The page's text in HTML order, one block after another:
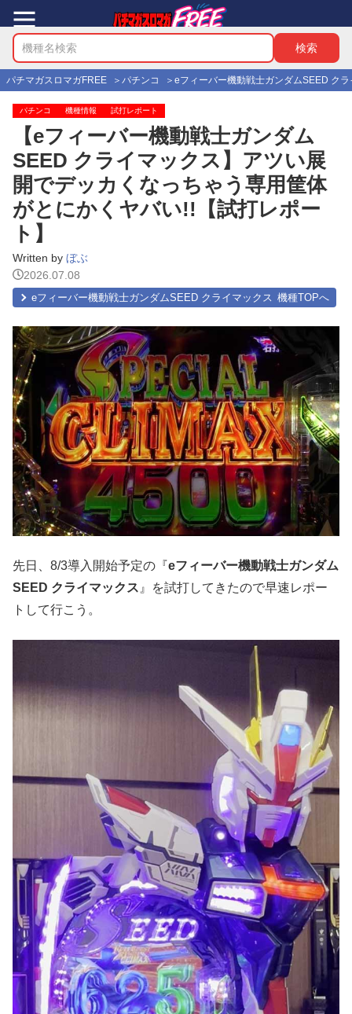
パチマガスロマガFREE パチンコ eフィーバー機動戦士ガンダムSEED ク
パチンコ 機種情報 試打レポート
【eフィーバー機動戦士ガンダム
SEED クライマックス】アツい展
開でデッカくなっちゃう専用筐体
がとにかくヤバい!!【試打レポー
ト】
Written by ぼぶ
2026.07.08
eフィーバー機動戦士ガンダムSEED クライマックス
先日、8/3導入開始予定の『eフィーバー機動戦士ガンダム
SEED クライマックス 』を試打してきたので早速レポー
トして行こう。